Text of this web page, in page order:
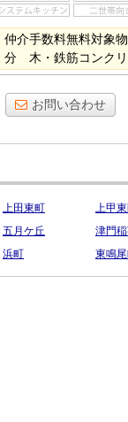
仲介手数料無料対象
分 木・鉄筋コンクリ
お問い合わせ
上田東町 上甲東
五月ケ丘 津門
浜町 東鳴